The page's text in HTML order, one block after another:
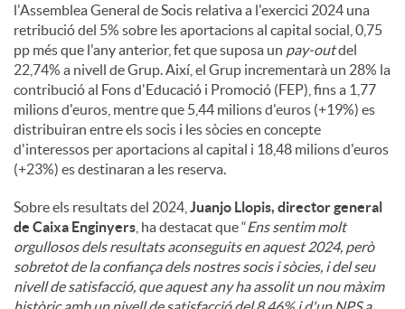
l'Assemblea General de Socis relativa a l'exercici 2024 una
retribució del 5% sobre les aportacions al capital social, 0,75
pp més que l'any anterior, fet que suposa un pay-outdel
22,74% a nivell de Grup. Així, el Grup incrementarà un 28% la
contribució al Fons d'Educació i Promoció (FEP), fins a 1,77
milions d'euros, mentre que 5,44 milions d'euros (+19%) es
distribuiran entre els socis i les sòcies en concepte
d'interessos per aportacions al capital i 18,48 milions d'euros
(+23%) es destinaran a les reserva.
Sobre els resultats del 2024, Juanjo Llopis, director general
de Caixa Enginyers , ha destacat que “Ens sentim molt
orgullosos dels resultats aconseguits en aquest 2024, però
sobretot de la confiança dels nostres socis i sòcies, i del seu
nivell de satisfacció, que aquest any ha assolit un nou màxim